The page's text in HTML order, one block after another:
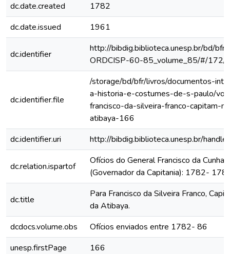
dc.date.created
1782
dc.date.issued
1961
dc.identifier
http://bibdig.biblioteca.unesp.br/bd/
ORDCISP-60-85_volume_85/#/172/
dc.identifier.file
/storage/bd/bfr/livros/documentos-
a-historia-e-costumes-de-s-paulo/
francisco-da-silveira-franco-capitam-
atibaya-166
dc.identifier.uri
http://bibdig.biblioteca.unesp.br/
dc.relation.ispartof
Ofícios do General Francisco da Cunha
(Governador da Capitania): 1782-
dc.title
Para Francisco da Silveira Franco,
da Atibaya.
dcdocs.volume.obs
Ofícios enviados entre 1782- 86
unesp.firstPage
166